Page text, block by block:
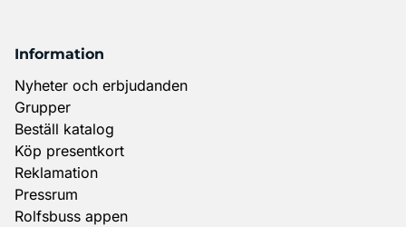
Information
Nyheter och erbjudanden
Grupper
Beställ katalog
Köp presentkort
Reklamation
Pressrum
Rolfsbuss appen